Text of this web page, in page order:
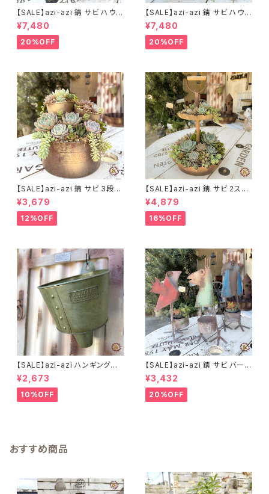
【SALE】azi-azi 錆 サビ ハウス
プランター ラウンド 訳あり 特価
送料無料
¥7,480
20%OFF
【SALE】azi-azi 錆 サビ ハウス
プランター スクエア 訳あり 特
価 送料無料
¥7,480
20%OFF
【SALE】azi-azi 錆 サビ 3段シ
ャビー プランター
¥3,679
12%OFF
【SALE】azi-azi 錆 サビ 2ステ
ップ プランター
¥4,879
16%OFF
【SALE】azi-azi ハンギングブ
リキ漏斗プランターB
¥2,673
10%OFF
【SALE】azi-azi 錆 サビ バード
メタルプランター
¥3,432
20%OFF
おすすめ商品